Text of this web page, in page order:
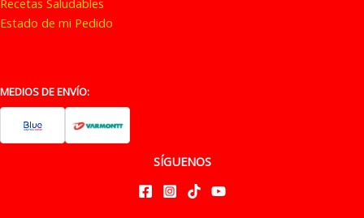
Recetas Saludables
Estado de mi Pedido
MEDIOS DE ENVÍO:
SÍGUENOS